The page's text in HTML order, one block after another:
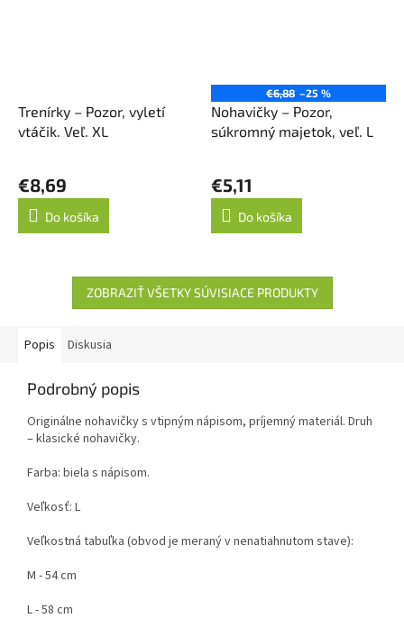
Trenírky – Pozor, vyletí
vtáčik. Veľ. XL
€8,69
Do košíka
€6,88 –25 %
Nohavičky – Pozor,
súkromný majetok, veľ. L
€5,11
Do košíka
ZOBRAZIŤ VŠETKY SÚVISIACE PRODUKTY
Popis Diskusia
Podrobný popis
Originálne nohavičky s vtipným nápisom, príjemný materiál. Druh
– klasické nohavičky.
Farba: biela s nápisom.
Veľkosť: L
Veľkostná tabuľka (obvod je meraný v nenatiahnutom stave):
M - 54 cm
L - 58 cm